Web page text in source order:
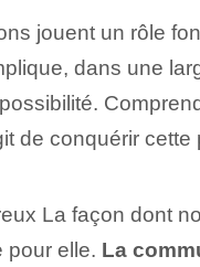
jouent un rôle
dans une
de conquérir cette
La façon dont
pour elle.​ La